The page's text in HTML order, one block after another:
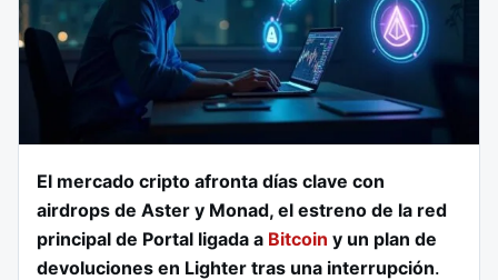
El mercado cripto afronta días clave con
airdrops de Aster y Monad, el estreno de la red
principal de Portal ligada a Bitcoin y un plan de
devoluciones en Lighter tras una interrupción.